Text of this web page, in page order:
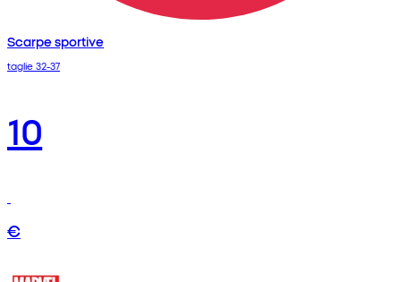
Scarpe sportive
taglie 32-37
10
€